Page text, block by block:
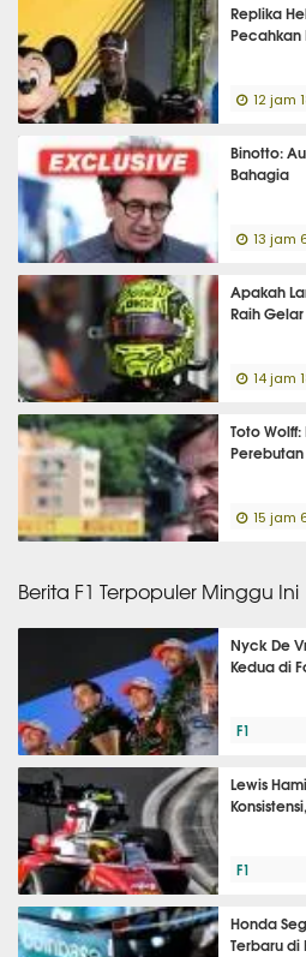
Replika
Pecahkan
12 jam
Binotto:
Bahagia
13 jam
Apakah
Raih
14 jam
Toto
Perebutan
15 jam
Berita F1 Terpopuler Minggu Ini
Nyck De
Kedua di
F1
Lewis
F1
Honda
Terbaru